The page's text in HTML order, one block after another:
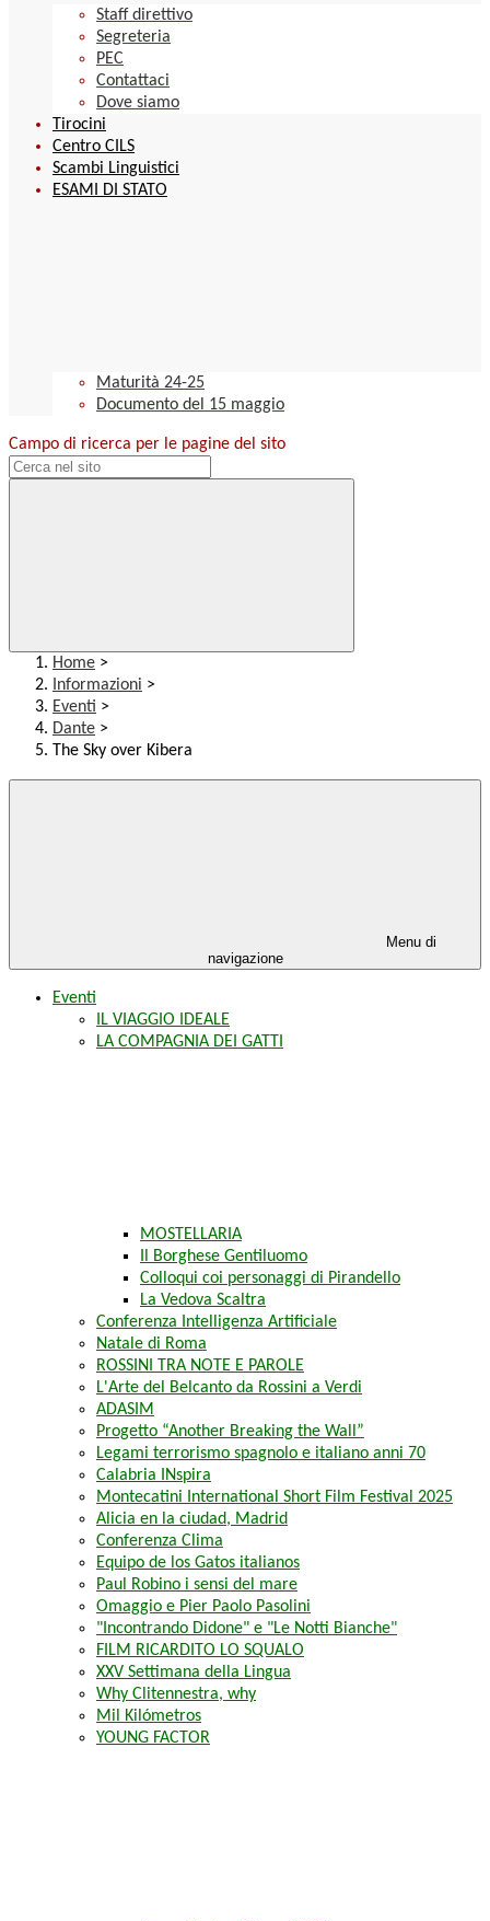
Staff direttivo
Segreteria
PEC
Contattaci
Dove siamo
Tirocini
Centro CILS
Scambi Linguistici
ESAMI DI STATO
Maturità 24-25
Documento del 15 maggio
Campo di ricerca per le pagine del sito
Home >
Informazioni >
Eventi >
Dante >
The Sky over Kibera
Menu di
navigazione
Eventi
IL VIAGGIO IDEALE
LA COMPAGNIA DEI GATTI
MOSTELLARIA
Il Borghese Gentiluomo
Colloqui coi personaggi di Pirandello
La Vedova Scaltra
Conferenza Intelligenza Artificiale
Natale di Roma
ROSSINI TRA NOTE E PAROLE
L'Arte del Belcanto da Rossini a Verdi
ADASIM
Progetto “Another Breaking the Wall”
Legami terrorismo spagnolo e italiano anni 70
Calabria INspira
Montecatini International Short Film Festival 2025
Alicia en la ciudad, Madrid
Conferenza Clima
Equipo de los Gatos italianos
Paul Robino i sensi del mare
Omaggio e Pier Paolo Pasolini
"Incontrando Didone" e "Le Notti Bianche"
FILM RICARDITO LO SQUALO
XXV Settimana della Lingua
Why Clitennestra, why
Mil Kilómetros
YOUNG FACTOR